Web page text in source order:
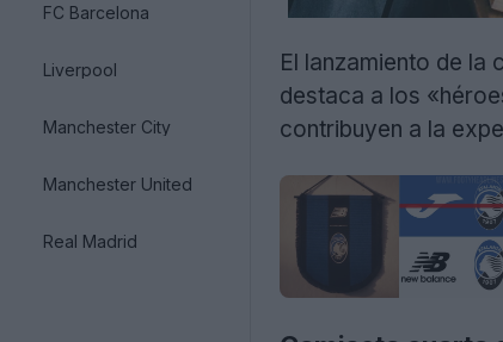
FC Barcelona
Liverpool
Manchester City
Manchester United
Real Madrid
El lanzamiento de la
destaca a los
contribuyen a la